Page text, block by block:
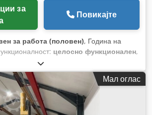
Повикајте
за работа (половен), Година на
целосно функционален,
Мал оглас